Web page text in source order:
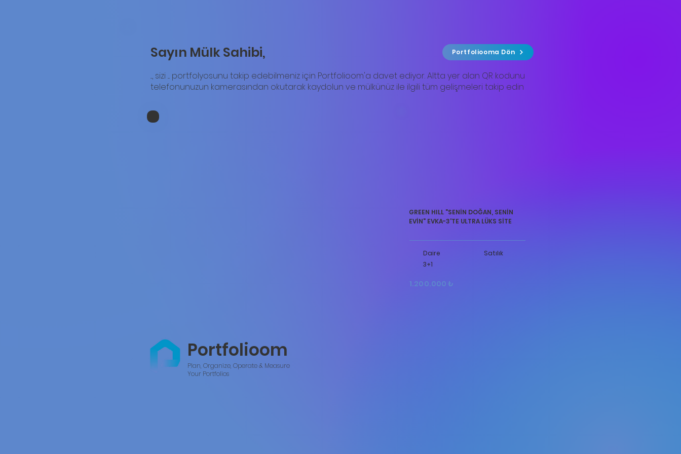
Sayın Mülk Sahibi, Portfoliooma Dön
..., sizi .... portfolyosunu takip edebilmeniz için Portfolioom'a davet ediyor. Altta yer alan QR kodunu
telefonunuzun kamerasından okutarak kaydolun ve mülkünüz ile ilgili tüm gelişmeleri takip edin
Portfolioom
Plan, Organize, Operate & Measure
Your Portfolios
GREEN HILL "SENİN DOĞAN, SENİN
EVİN" EVKA-3'TE ULTRA LÜKS SİTE
Daire
3+1
Satılık
1.200.000 ₺